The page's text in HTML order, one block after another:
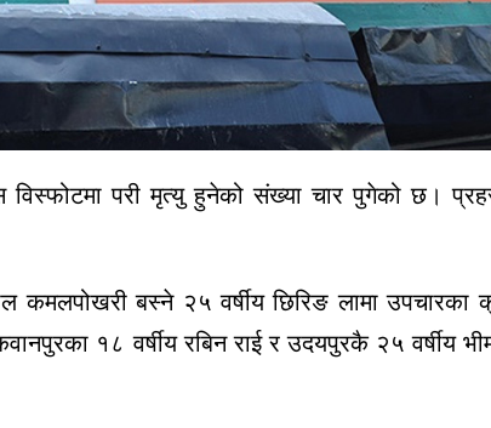
परी मृत्यु हुनेको संख्या चार पुगेको छ।
कमलपोखरी बस्ने २५ वर्षीय छिरिङ लामा उपचारका
१८ वर्षीय रबिन राई र उदयपुरकै २५ वर्षीय